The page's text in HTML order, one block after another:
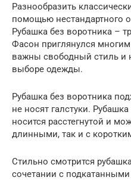
Разнообразить
помощью нестандартного
Рубашка без воротника –
Фасон приглянулся
важны свободный стиль и
выборе одежды.
Рубашка без воротника
не носят галстуки.
носится расстегнутой и
длинными, так и с
Стильно смотрится
сочетании с